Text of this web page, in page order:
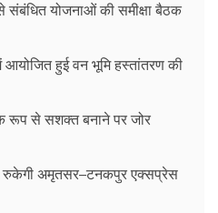
संबंधित योजनाओं की समीक्षा बैठक
आयोजित हुई वन भूमि हस्तांतरण की
रूप से सशक्त बनाने पर जोर
अमृतसर–टनकपुर एक्सप्रेस